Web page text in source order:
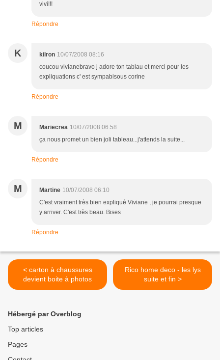
vivi!!!
Répondre
K kilron 10/07/2008 08:16
coucou vivianebravo j adore ton tablau et merci pour les
expliquations c' est sympabisous corine
Répondre
M Mariecrea 10/07/2008 06:58
ça nous promet un bien joli tableau...j'attends la suite...
Répondre
M Martine 10/07/2008 06:10
C'est vraiment très bien expliqué Viviane , je pourrai presque
y arriver. C'est très beau. Bises
Répondre
< carton à chaussures
devient boite à photos
Rico home deco - les lys
suite et fin >
Hébergé par Overblog
Top articles
Pages